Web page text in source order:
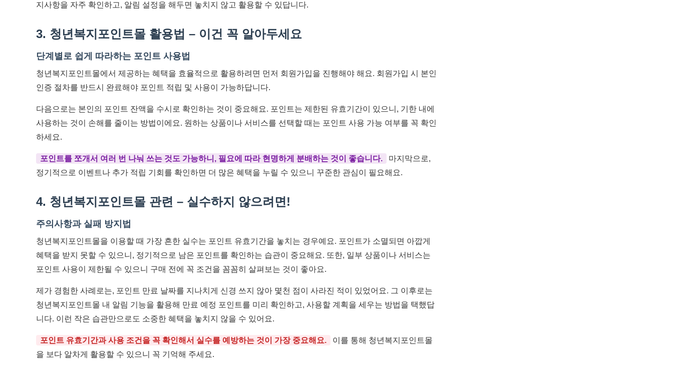
지사항을 자주 확인하고, 알림 설정을 해두면 놓치지 않고 활용할 수 있답니다.
3. 청년복지포인트몰 활용법 – 이건 꼭 알아두세요
단계별로 쉽게 따라하는 포인트 사용법
청년복지포인트몰에서 제공하는 혜택을 효율적으로 활용하려면 먼저 회원가입을 진행해야 해요. 회원가입 시 본인
인증 절차를 반드시 완료해야 포인트 적립 및 사용이 가능하답니다.
다음으로는 본인의 포인트 잔액을 수시로 확인하는 것이 중요해요. 포인트는 제한된 유효기간이 있으니, 기한 내에
사용하는 것이 손해를 줄이는 방법이에요. 원하는 상품이나 서비스를 선택할 때는 포인트 사용 가능 여부를 꼭 확인
하세요.
포인트를 쪼개서 여러 번 나눠 쓰는 것도 가능하니, 필요에 따라 현명하게 분배하는 것이 좋습니다.
마지막으로,
정기적으로 이벤트나 추가 적립 기회를 확인하면 더 많은 혜택을 누릴 수 있으니 꾸준한 관심이 필요해요.
4. 청년복지포인트몰 관련 – 실수하지 않으려면!
주의사항과 실패 방지법
청년복지포인트몰을 이용할 때 가장 흔한 실수는 포인트 유효기간을 놓치는 경우예요. 포인트가 소멸되면 아깝게
혜택을 받지 못할 수 있으니, 정기적으로 남은 포인트를 확인하는 습관이 중요해요. 또한, 일부 상품이나 서비스는
포인트 사용이 제한될 수 있으니 구매 전에 꼭 조건을 꼼꼼히 살펴보는 것이 좋아요.
제가 경험한 사례로는, 포인트 만료 날짜를 지나치게 신경 쓰지 않아 몇천 점이 사라진 적이 있었어요. 그 이후로는
청년복지포인트몰 내 알림 기능을 활용해 만료 예정 포인트를 미리 확인하고, 사용할 계획을 세우는 방법을 택했답
니다. 이런 작은 습관만으로도 소중한 혜택을 놓치지 않을 수 있어요.
포인트 유효기간과 사용 조건을 꼭 확인해서 실수를 예방하는 것이 가장 중요해요.
이를 통해 청년복지포인트몰
을 보다 알차게 활용할 수 있으니 꼭 기억해 주세요.